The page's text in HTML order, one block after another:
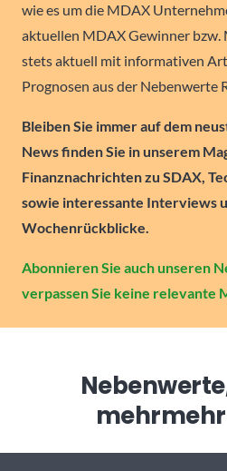
wie es um die MDAX
aktuellen MDAX Gewinner bzw.
stets aktuell mit informativen
Prognosen aus der Nebenwerte
Bleiben Sie immer auf dem
News finden Sie in unserem
Finanznachrichten zu SDAX,
sowie interessante Interviews
Wochenrückblicke.
Abonnieren Sie auch unseren
verpassen Sie keine relevante
mehr